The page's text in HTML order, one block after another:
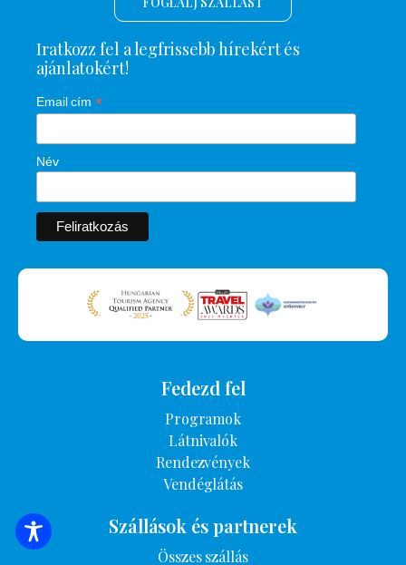
SZÁLLÁSOK KERESÉSE
Iratkozz fel a legfrissebb hírekért és
ajánlatokért!
Email cím *
Név
Fedezd fel
Programok
Látnivalók
Rendezvények
Vendéglátás
Szállások és partnerek
Összes szállás